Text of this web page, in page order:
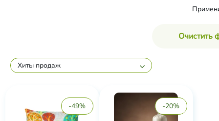
Хиты продаж
Очистить
-49% -20%